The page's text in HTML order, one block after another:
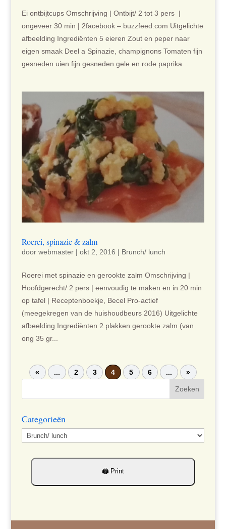
Ei ontbijtcups Omschrijving | Ontbijt/ 2 tot 3 pers |
ongeveer 30 min | 2facebook – buzzfeed.com Uitgelichte
afbeelding Ingrediënten 5 eieren Zout en peper naar
eigen smaak Deel a Spinazie, champignons Tomaten fijn
gesneden uien fijn gesneden gele en rode paprika...
Roerei, spinazie & zalm
door webmaster| okt 2, 2016 | Brunch/ lunch
Roerei met spinazie en gerookte zalm Omschrijving |
Hoofdgerecht/ 2 pers | eenvoudig te maken en in 20 min
op tafel | Receptenboekje, Becel Pro-actief
(meegekregen van de huishoudbeurs 2016) Uitgelichte
afbeelding Ingrediënten 2 plakken gerookte zalm (van
ong 35 gr...
« ... 2 3 4 5 6 ... »
Categorieën
Categorieën